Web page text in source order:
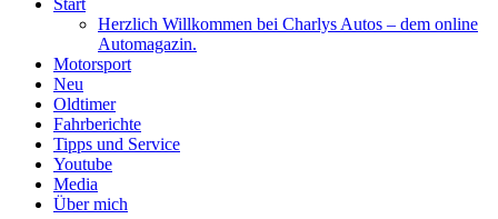
Start
Herzlich Willkommen bei Charlys Autos – dem online
Automagazin.
Motorsport
Neu
Oldtimer
Fahrberichte
Tipps und Service
Youtube
Media
Über mich